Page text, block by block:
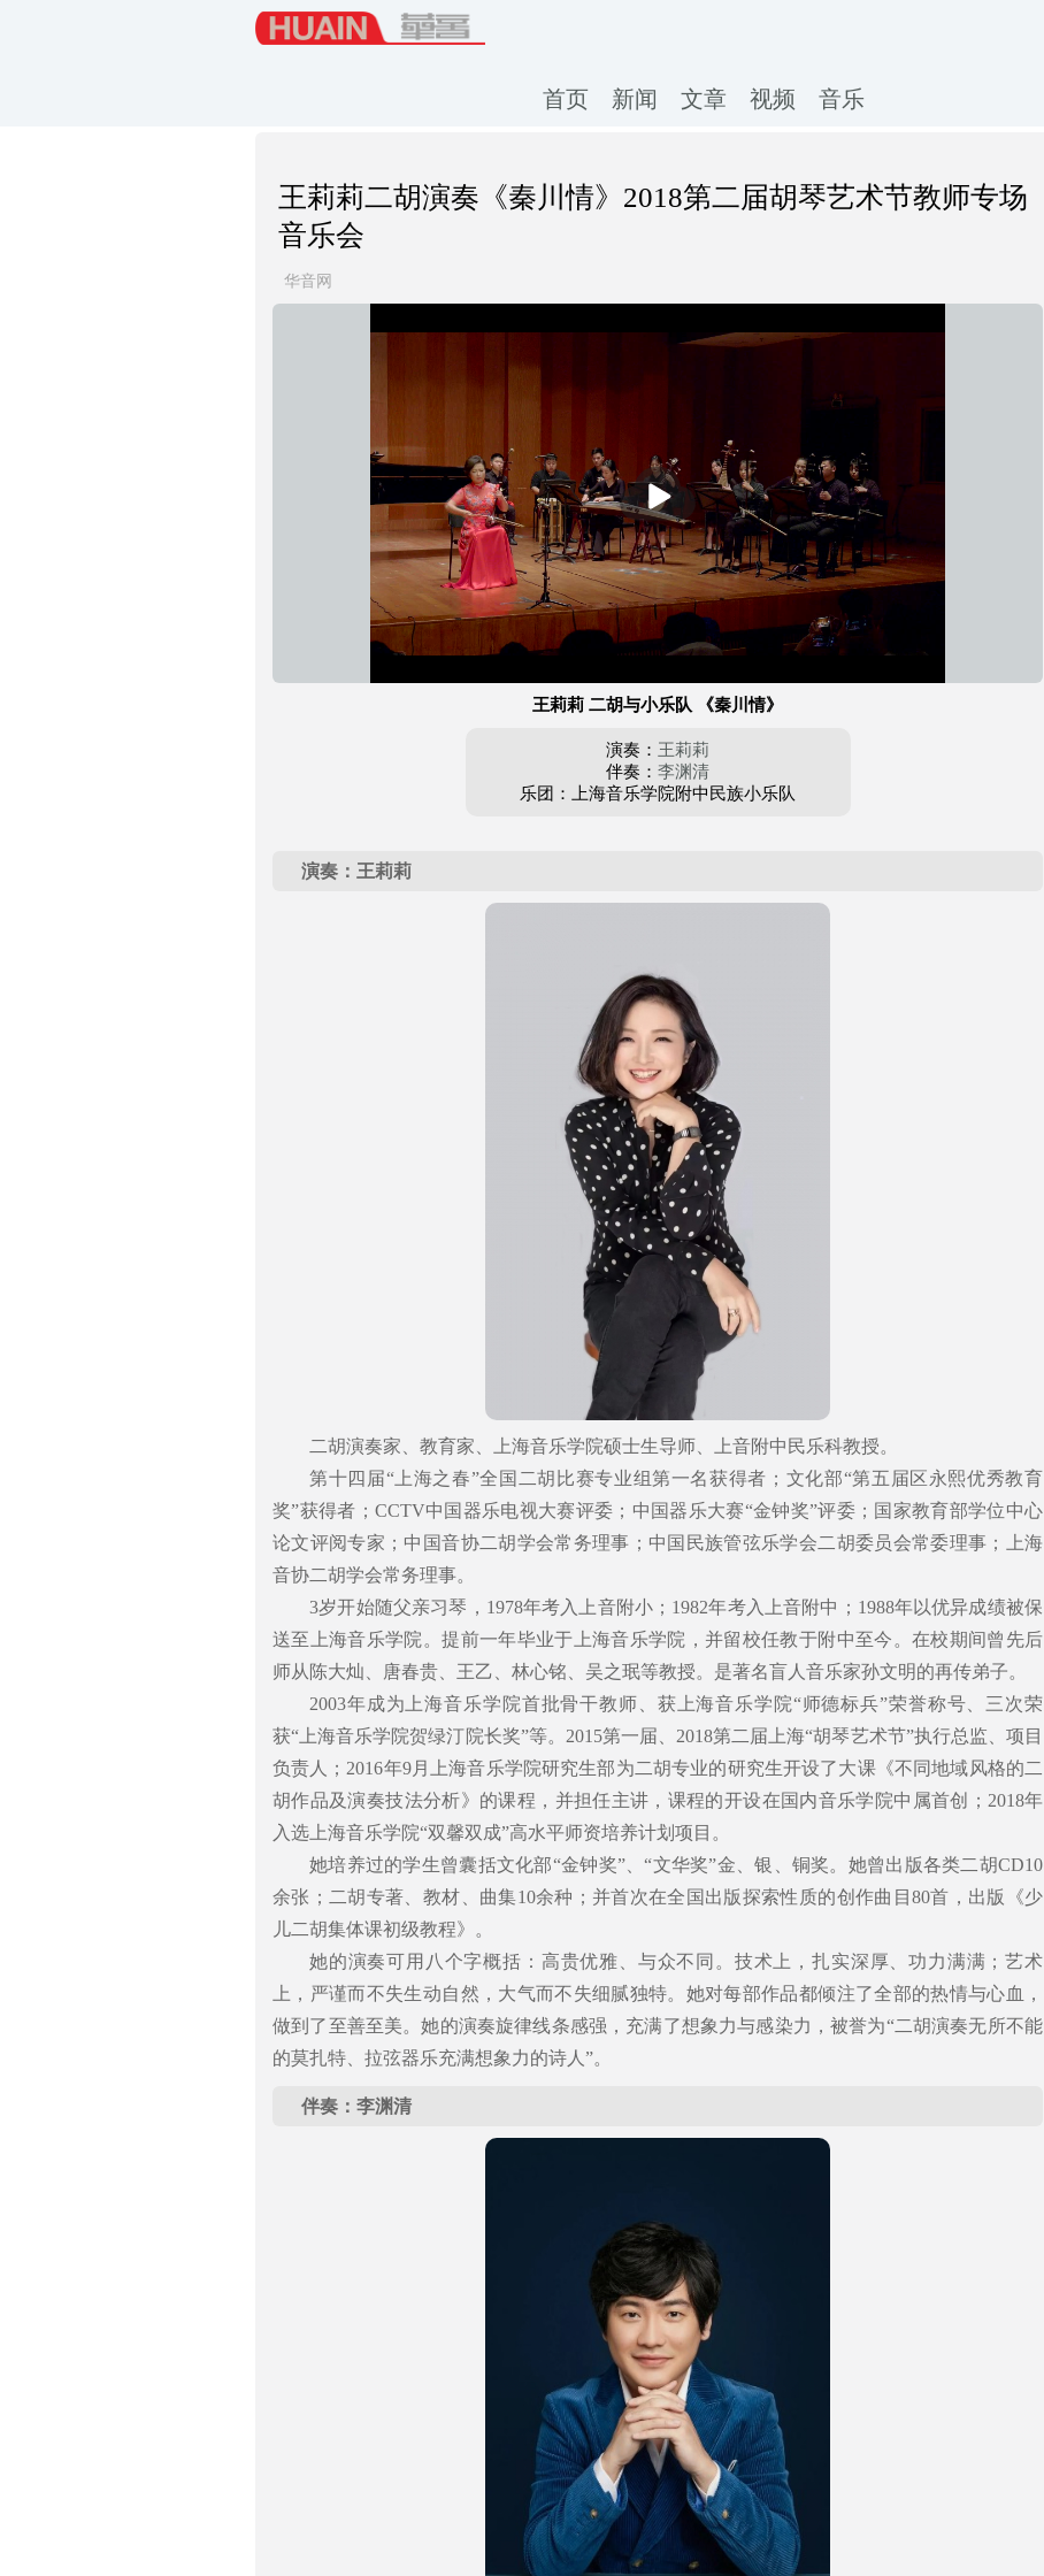
首页 新闻 文章 视频 音乐
王莉莉二胡演奏《秦川情》2018第二届胡琴艺术节教师专场
音乐会
华音网
播
放
王莉莉 二胡与小乐队 《秦川情》
演奏： 王莉莉
伴奏： 李渊清
乐团：上海音乐学院附中民族小乐队
演奏：王莉莉
二胡演奏家、教育家、上海音乐学院硕士生导师、上音附中民乐科教授。
第十四届“上海之春”全国二胡比赛专业组第一名获得者；文化部“第五届区永熙优秀教育
奖”获得者；CCTV中国器乐电视大赛评委；中国器乐大赛“金钟奖”评委；国家教育部学位中心
论文评阅专家；中国音协二胡学会常务理事；中国民族管弦乐学会二胡委员会常委理事；上海
音协二胡学会常务理事。
3岁开始随父亲习琴，1978年考入上音附小；1982年考入上音附中；1988年以优异成绩被保
送至上海音乐学院。提前一年毕业于上海音乐学院，并留校任教于附中至今。在校期间曾先后
师从陈大灿、唐春贵、王乙、林心铭、吴之珉等教授。是著名盲人音乐家孙文明的再传弟子。
2003年成为上海音乐学院首批骨干教师、获上海音乐学院“师德标兵”荣誉称号、三次荣
获“上海音乐学院贺绿汀院长奖”等。2015第一届、2018第二届上海“胡琴艺术节”执行总监、项目
负责人；2016年9月上海音乐学院研究生部为二胡专业的研究生开设了大课《不同地域风格的二
胡作品及演奏技法分析》的课程，并担任主讲，课程的开设在国内音乐学院中属首创；2018年
入选上海音乐学院“双馨双成”高水平师资培养计划项目。
她培养过的学生曾囊括文化部“金钟奖”、“文华奖”金、银、铜奖。她曾出版各类二胡CD10
余张；二胡专著、教材、曲集10余种；并首次在全国出版探索性质的创作曲目80首，出版《少
儿二胡集体课初级教程》。
她的演奏可用八个字概括：高贵优雅、与众不同。技术上，扎实深厚、功力满满；艺术
上，严谨而不失生动自然，大气而不失细腻独特。她对每部作品都倾注了全部的热情与心血，
做到了至善至美。她的演奏旋律线条感强，充满了想象力与感染力，被誉为“二胡演奏无所不能
的莫扎特、拉弦器乐充满想象力的诗人”。
伴奏：李渊清